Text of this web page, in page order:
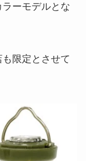
ーモデルとな
限定とさせて